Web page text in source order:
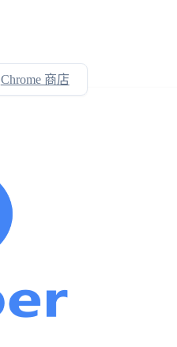
Chrome 商店